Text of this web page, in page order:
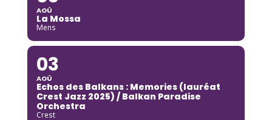
AOÛ
La Mossa
Mens
03
AOÛ
Echos des Balkans : Memories (lauréat
Crest Jazz 2025) / Balkan Paradise
Orchestra
Crest